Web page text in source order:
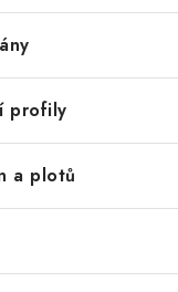
profily
a plotů